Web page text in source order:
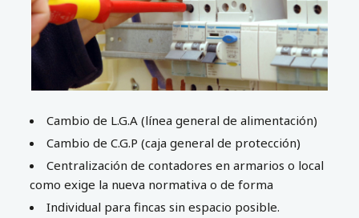
Cambio de L.G.A (línea general de alimentación)
Cambio de C.G.P (caja general de protección)
Centralización de contadores en armarios o local
como exige la nueva normativa o de forma
Individual para fincas sin espacio posible.